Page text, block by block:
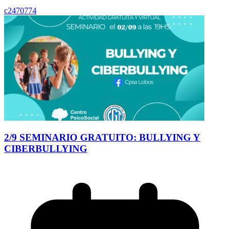
c2470774
2/9 SEMINARIO GRATUITO: BULLYING Y
CIBERBULLYING